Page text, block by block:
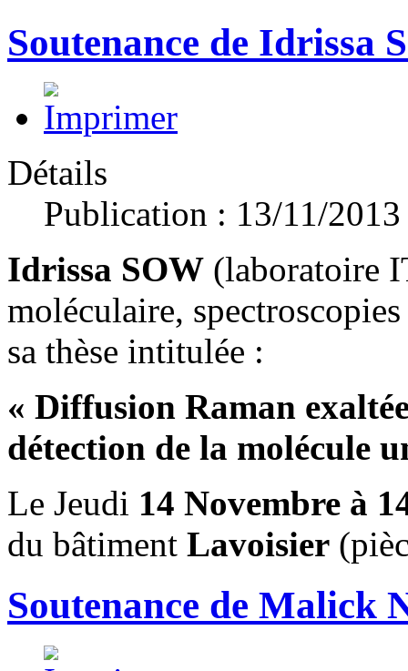
Soutenance de Idrissa
Détails
Publication : 13/11/2013
Idrissa SOW (laboratoire
moléculaire,
sa thèse intitulée :
« Diffusion Raman
détection de la molécule
Le Jeudi 14 Novembre à
du bâtiment Lavoisier
Soutenance de Malick